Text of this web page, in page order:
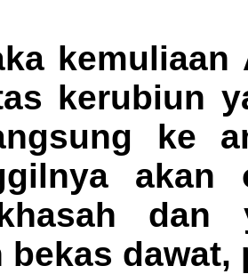
kerubiun
ke
akan
dan
bekas dawat,